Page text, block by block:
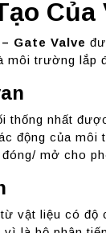
Của
Gate Valve
môi trường lắp
thống nhất
động của môi
mở cho
vật liệu có độ